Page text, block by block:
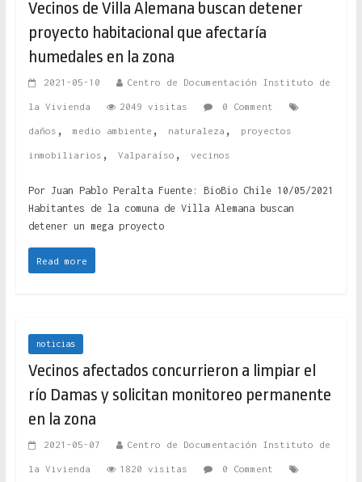
Vecinos de Villa Alemana buscan detener
proyecto habitacional que afectaría
humedales en la zona
2021-05-10 Centro de Documentación Instituto de
la Vivienda 2049 visitas 0 Comment
daños , medio ambiente , naturaleza , proyectos
inmobiliarios , Valparaíso , vecinos
Por Juan Pablo Peralta Fuente: BioBio Chile 10/05/2021
Habitantes de la comuna de Villa Alemana buscan
detener un mega proyecto
Read more
noticias
Vecinos afectados concurrieron a limpiar el
río Damas y solicitan monitoreo permanente
en la zona
2021-05-07 Centro de Documentación Instituto de
la Vivienda 1820 visitas 0 Comment